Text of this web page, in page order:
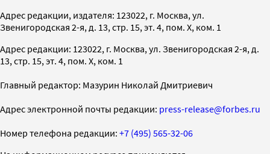
Адрес редакции, издателя: 123022, г. Москва, ул.
Звенигородская 2-я, д. 13, стр. 15, эт. 4, пом. X, ком. 1
Адрес редакции: 123022, г. Москва, ул. Звенигородская 2-я, д.
13, стр. 15, эт. 4, пом. X, ком. 1
Главный редактор: Мазурин Николай Дмитриевич
Адрес электронной почты редакции: press-release@forbes.ru
Номер телефона редакции: +7 (495) 565-32-06